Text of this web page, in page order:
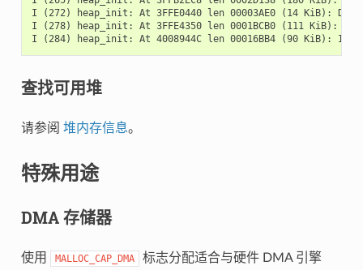
I (272) heap_init: At 3FFE0440 len 00003AE0 (14 KiB): D/
I (278) heap_init: At 3FFE4350 len 0001BCB0 (111 KiB): D/
查找可用堆
请参阅 堆内存信息。
特殊用途
DMA 存储器
使用 MALLOC_CAP_DMA
标志分配适合与硬件 DMA 引擎